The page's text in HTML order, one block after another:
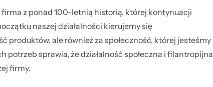
z ponad 100-letnią historią, której kontynuacji
naszej działalności kierujemy się
produktów, ale również za społeczność, której jesteśmy
potrzeb sprawia, że działalność społeczna i filantropijna
firmy.